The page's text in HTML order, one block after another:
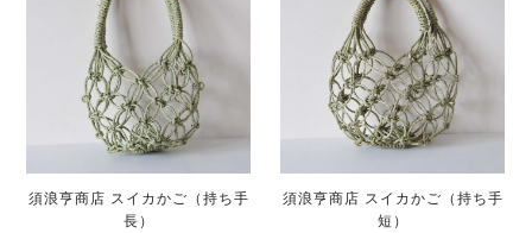
須浪亨商店 スイカかご（持ち手
長）
須浪亨商店 スイカかご（持ち手
短）